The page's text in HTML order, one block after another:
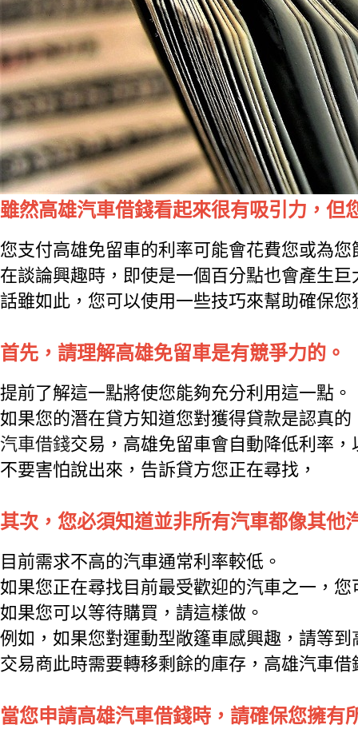
雖然高雄汽車借錢看起來很有吸引力，但
您支付高雄免留車的利率可能會花費您或為
在談論興趣時，即使是一個百分點也會產生巨
話雖如此，您可以使用一些技巧來幫助確保
首先，請理解高雄免留車是有競爭力的。
提前了解這一點將使您能夠充分利用這一點。
如果您的潛在貸方知道您對獲得貸款是認真
汽車借錢交易，高雄免留車會自動降低利率
不要害怕說出來，告訴貸方您正在尋找，
其次，您必須知道並非所有汽車都像其他
目前需求不高的汽車通常利率較低。
如果您正在尋找目前最受歡迎的汽車之一，
如果您可以等待購買，請這樣做。
例如，如果您對運動型敞篷車感興趣，請等到
交易商此時需要轉移剩餘的庫存，高雄汽車
當您申請高雄汽車借錢時，請確保您擁有